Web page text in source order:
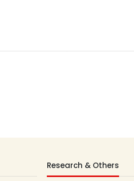
Research & Others